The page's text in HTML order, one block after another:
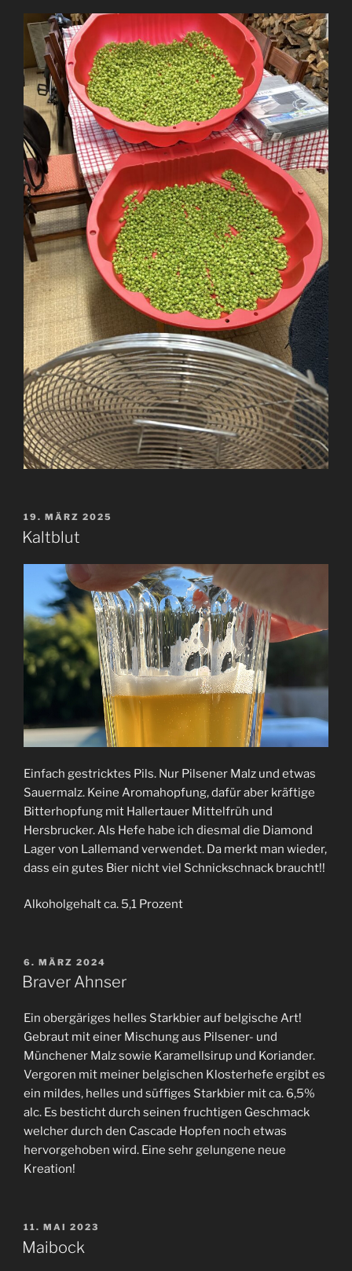
VERÖFFENTLICHT
AM
19. MÄRZ 2025
Kaltblut
Einfach gestricktes Pils. Nur Pilsener Malz und etwas
Sauermalz. Keine Aromahopfung, dafür aber kräftige
Bitterhopfung mit Hallertauer Mittelfrüh und
Hersbrucker. Als Hefe habe ich diesmal die Diamond
Lager von Lallemand verwendet. Da merkt man wieder,
dass ein gutes Bier nicht viel Schnickschnack braucht!!
Alkoholgehalt ca. 5,1 Prozent
VERÖFFENTLICHT
AM
6. MÄRZ 2024
Braver Ahnser
Ein obergäriges helles Starkbier auf belgische Art!
Gebraut mit einer Mischung aus Pilsener- und
Münchener Malz sowie Karamellsirup und Koriander.
Vergoren mit meiner belgischen Klosterhefe ergibt es
ein mildes, helles und süffiges Starkbier mit ca. 6,5%
alc. Es besticht durch seinen fruchtigen Geschmack
welcher durch den Cascade Hopfen noch etwas
hervorgehoben wird. Eine sehr gelungene neue
Kreation!
VERÖFFENTLICHT
AM
11. MAI 2023
Maibock